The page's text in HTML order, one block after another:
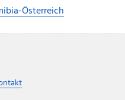
Österreich